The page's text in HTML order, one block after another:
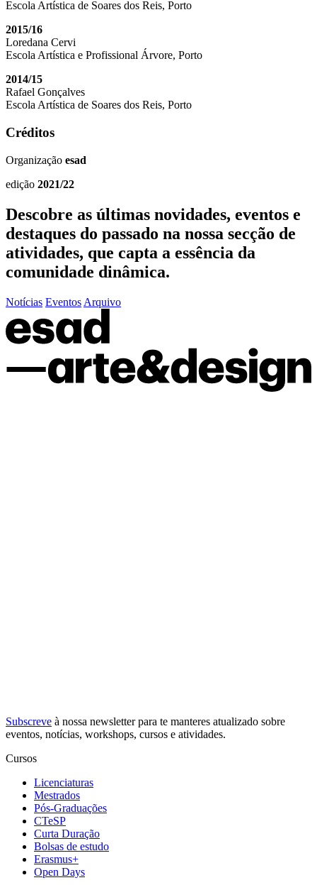
Escola Artística de Soares dos Reis, Porto
2015/16
Loredana Cervi
Escola Artística e Profissional Árvore, Porto
2014/15
Rafael Gonçalves
Escola Artística de Soares dos Reis, Porto
Créditos
Organização esad
edição 2021/22
Descobre as últimas novidades, eventos e
destaques do passado na nossa secção de
atividades, que capta a essência da
comunidade dinâmica.
Notícias Eventos Arquivo
Subscreve à nossa newsletterpara te manteres atualizado sobre
eventos, notícias, workshops, cursos e atividades.
Cursos
Licenciaturas
Mestrados
Pós-Graduações
CTeSP
Curta Duração
Bolsas de estudo
Erasmus+
Open Days